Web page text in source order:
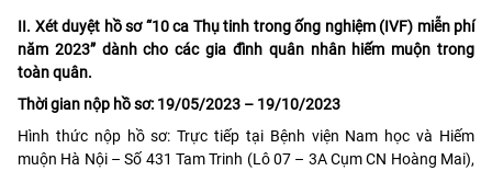
II. Xét duyệt hồ sơ “10 ca Thụ tinh trong ống nghiệm (IVF) miễn phí
năm 2023” dành cho các gia đình quân nhân hiếm muộn trong
toàn quân.
Thời gian nộp hồ sơ: 19/05/2023 – 19/10/2023
Hình thức nộp hồ sơ: Trực tiếp tại Bệnh viện Nam học và Hiếm
muộn Hà Nội – Số 431 Tam Trinh (Lô 07 – 3A Cụm CN Hoàng Mai),